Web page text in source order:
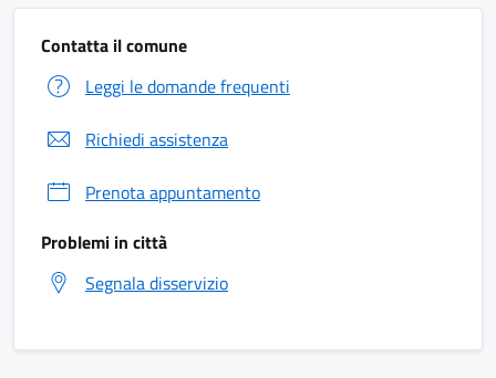
Contatta il comune
Leggi le domande frequenti
Richiedi assistenza
Prenota appuntamento
Problemi in città
Segnala disservizio